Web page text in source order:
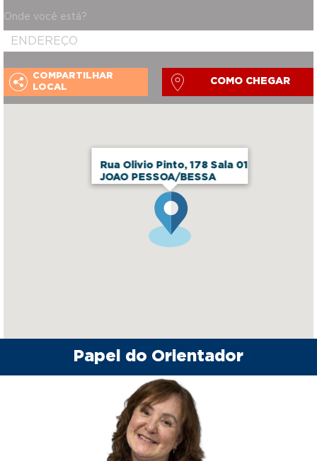
Rua Olivio Pinto, 178 Sala 01
JOAO PESSOA/BESSA
Onde você está?
COMPARTILHAR
LOCAL
COMO CHEGAR
Papel do Orientador